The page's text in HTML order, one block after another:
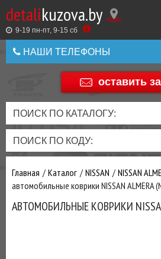
detalikuzova.by
9-19 пн-пт, 9-15 cб
НАШИ ТЕЛЕФОНЫ
+375 44 586 05 44
оставить
ПОИСК ПО КАТАЛОГУ:
ПОИСК ПО КОДУ:
Главная Каталог NISSAN
NISSAN
автомобильные коврики NISSAN ALMERA
АВТОМОБИЛЬНЫЕ КОВРИКИ
Оставить
Оценить
товар
Купить
в
1
Беларусь
+375
+375
ТАКЖЕ
ВЫ
МОЖЕТЕ
У
ЗАКАЗАТЬ
ТО
ФИЛЬТРА
ТОРМОЗНАЯ
СИСТЕМА
ПОДВЕСКА
РУЛЕВОЕ
ТРАНСМИССИЯ
ПРИВОД
ДВИГАТЕЛЬ
ВЫХЛОП
ЭЛЕКТРИКА
ОСВЕЩЕНИЕ
ДОБАВИВ
МАСЛАИ ДРУГИЕ